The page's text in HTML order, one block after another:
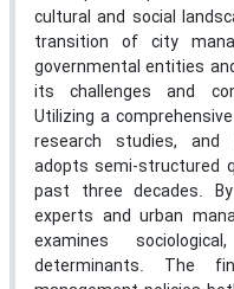
cultural and social
transition of city
governmental entities
its challenges and
Utilizing a
research studies, and
adopts semi-structured
past three decades.
experts and urban
examines
determinants. The